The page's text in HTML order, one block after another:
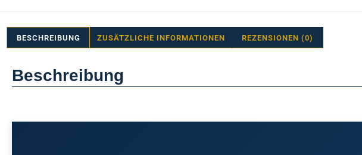
BESCHREIBUNG ZUSÄTZLICHE INFORMATIONEN REZENSIONEN (0)
Beschreibung